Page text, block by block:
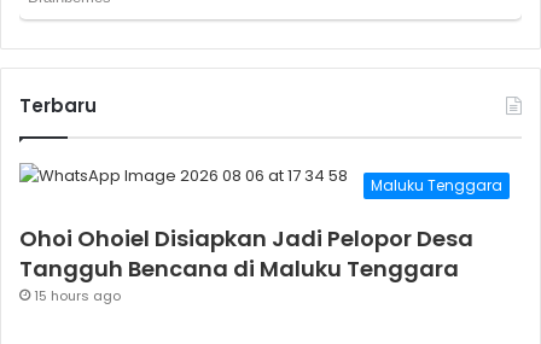
Terbaru
Maluku Tenggara
Ohoi Ohoiel Disiapkan Jadi Pelopor Desa
Tangguh Bencana di Maluku Tenggara
15 hours ago